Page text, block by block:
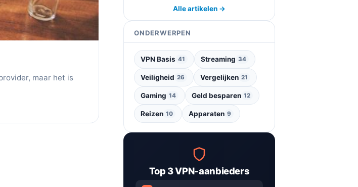
maar het is
Alle artikelen →
ONDERWERPEN
VPN Basis 41 Streaming 34
Veiligheid 26 Vergelijken 21
Gaming 14 Geld besparen 12
Reizen 10 Apparaten 9
Top 3 VPN-aanbieders